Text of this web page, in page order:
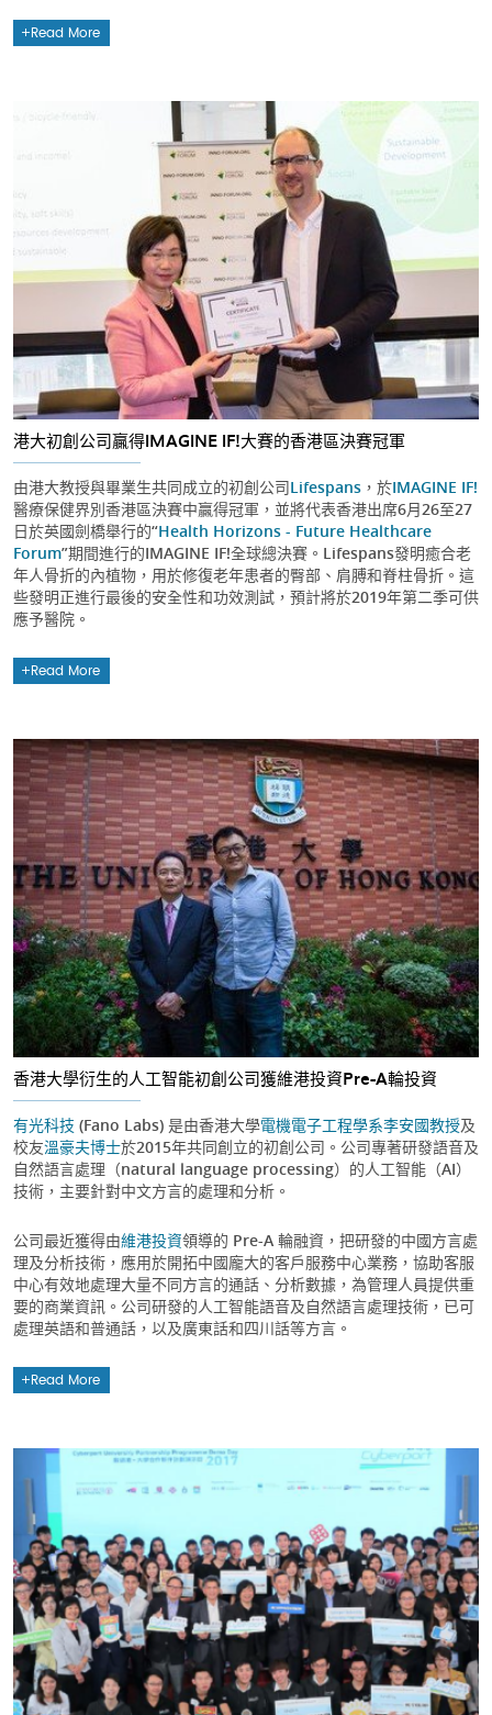
Read More
港大初創公司贏得IMAGINE IF!大賽的香港區決賽冠軍
由港大教授與畢業生共同成立的初創公司Lifespans ，於IMAGINE IF!
醫療保健界別香港區決賽中贏得冠軍，並將代表香港出席6月26至27
日於英國劍橋舉行的“Health Horizons - Future Healthcare
Forum”期間進行的IMAGINE IF!全球總決賽。Lifespans發明癒合老
年人骨折的內植物，用於修復老年患者的臀部、肩膊和脊柱骨折。這
些發明正進行最後的安全性和功效測試，預計將於2019年第二季可供
應予醫院。
Read More
香港大學衍生的人工智能初創公司獲維港投資Pre-A輪投資
有光科技 (Fano Labs) 是由香港大學電機電子工程學系李安國教授及
校友溫豪夫博士於2015年共同創立的初創公司。公司專著研發語音及
自然語言處理（natural language processing）的人工智能（AI）
技術，主要針對中文方言的處理和分析。
公司最近獲得由維港投資領導的 Pre-A 輪融資，把研發的中國方言處
理及分析技術，應用於開拓中國龐大的客戶服務中心業務，協助客服
中心有效地處理大量不同方言的通話、分析數據，為管理人員提供重
要的商業資訊。公司研發的人工智能語音及自然語言處理技術，已可
處理英語和普通話，以及廣東話和四川話等方言。
Read More